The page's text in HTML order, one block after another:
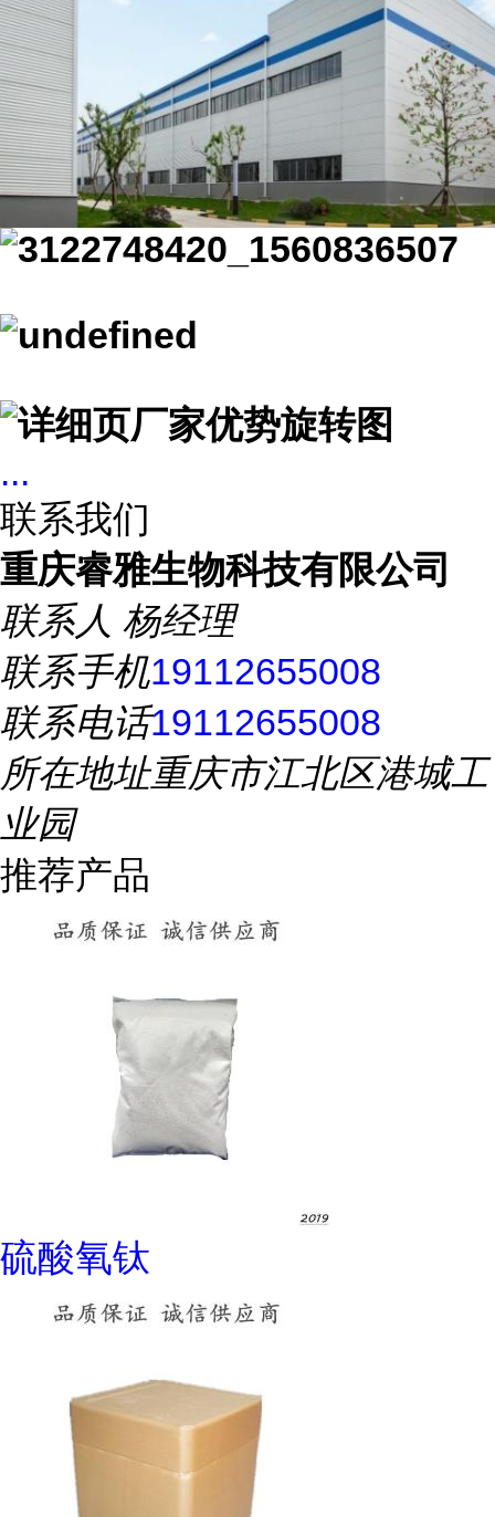
...
联系我们
重庆睿雅生物科技有限公司
联系人 杨经理
联系手机19112655008
联系电话19112655008
所在地址重庆市江北区港城工
业园
推荐产品
硫酸氧钛